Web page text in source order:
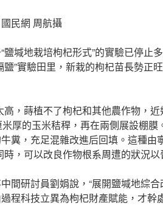
民網 周航攝
鹽堿地栽培枸杞形式”的實驗已停止
鹽”實驗田里，新栽的枸杞苗長勢正
高，蒔植不了枸杞和其他農作物，
厚的玉米秸稈，再在兩側展設棚
糞，充足混雜改進后回填。這種由
時，可以改良作物根系周遭的狀況以
間研討員劉娟說，“展開鹽堿地綜
程科技立異為枸杞財產賦能，才幹